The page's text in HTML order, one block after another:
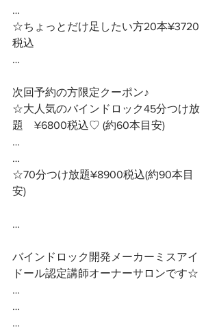
…
☆ちょっとだけ足したい方20本¥3720
税込
…
次回予約の方限定クーポン♪
☆大人気のバインドロック45分つけ放
題　¥6800税込♡ (約60本目安)
…
…
☆70分つけ放題¥8900税込(約90本目
安)
…
バインドロック開発メーカーミスアイ
ドール認定講師オーナーサロンです☆
…
…
…